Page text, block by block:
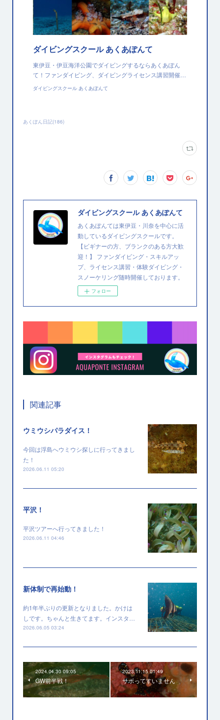
ダイビングスクール あくあぽんて
東伊豆・伊豆海洋公園でダイビングするならあくあぽん
て！ファンダイビング、ダイビングライセンス講習開催…
ダイビングスクール あくあぽんて
あくぽん日記(186)
ダイビングスクール あくあぽんて
あくあぽんては東伊豆・川奈を中心に活
動しているダイビングスクールです。
【ビギナーの方、ブランクのある方大歓
迎！】 ファンダイビング・スキルアッ
プ、ライセンス講習・体験ダイビング・
スノーケリング随時開催しております。
フォロー
関連記事
ウミウシパラダイス！
今回は浮島へウミウシ探しに行ってきまし
た！
2026.06.11 05:20
平沢！
平沢ツアーへ行ってきました！
2026.06.11 04:46
新体制で再始動！
約1年半ぶりの更新となりました。かけは
しです。ちゃんと生きてます。インスタ…
2026.06.05 03:24
2024.04.30 09:05
GW前半戦！
2023.11.15 01:49
サボってすいません